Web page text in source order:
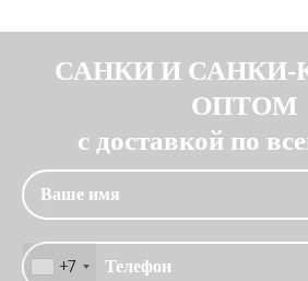
САНКИ И САНКИ-
ОПТОМ
с доставкой по
+7